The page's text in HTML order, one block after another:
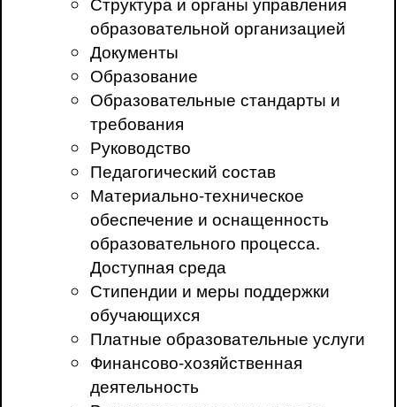
образовательной организацией
Документы
Образование
Образовательные стандарты и
требования
Руководство
Педагогический состав
Материально-техническое
обеспечение и оснащенность
образовательного процесса.
Доступная среда
Стипендии и меры поддержки
обучающихся
Платные образовательные услуги
Финансово-хозяйственная
деятельность